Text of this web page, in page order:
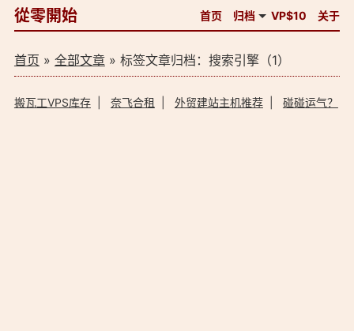
從零開始 首页 归档 VP$10 关于
首页 » 全部文章» 标签文章归档：搜索引擎（1）
搬瓦工VPS库存| 奈飞合租 外贸建站主机推荐| 碰碰运气？